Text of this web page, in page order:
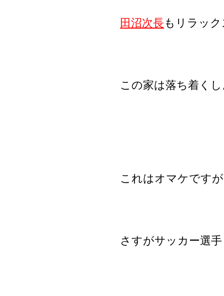
田沼次長 もリラッ
この家は落ち着く
これはオマケです
さすがサッカー選